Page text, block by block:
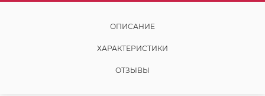
ОПИСАНИЕ
ХАРАКТЕРИСТИКИ
ОТЗЫВЫ